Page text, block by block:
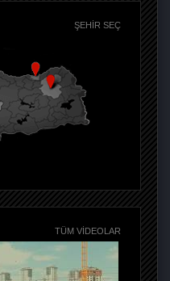
ŞEHIR SEÇ
TÜM VIDEOLAR